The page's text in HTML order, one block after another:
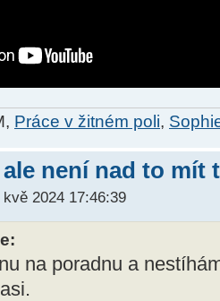
Práce v žitném poli,
není nad to mít
2024 17:46:39
na poradnu a